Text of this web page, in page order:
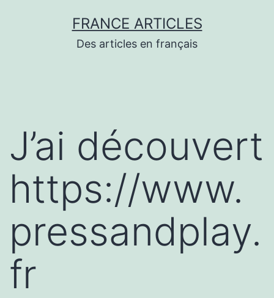
FRANCE ARTICLES
Des articles en français
J’ai découvert
https://www.
pressandplay.
fr